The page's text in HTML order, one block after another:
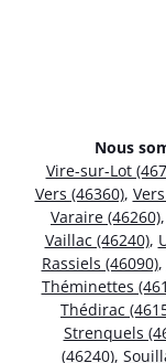
Nous
Vire-sur-Lot
Vers (46360),
Varaire (46260),
Vaillac (46240),
Rassiels (46090),
Théminettes
Thédirac
Strenquels
(46240),